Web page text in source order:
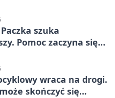
szuka
Pomoc zaczyna się
wraca na drogi.
skończyć się